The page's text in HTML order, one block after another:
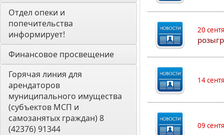
Отдел опеки и
попечительства
информирует!
Финансовое просвещение
Горячая линия для
арендаторов
муниципального имущества
(субъектов МСП и
самозанятых граждан) 8
(42376) 91344
20
14
09